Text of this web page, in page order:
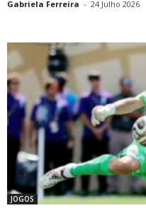
Gabriela Ferreira - 24 Julho 2026
JOGOS